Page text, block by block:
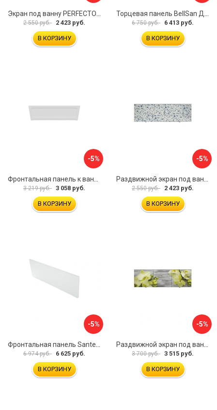
Экран под ванну PERFECTO LINEA 36-000157
2 550 руб. 2 423 руб.
В КОРЗИНУ
Торцевая панель BellSan Даниелла 4627171531049
6 750 руб. 6 413 руб.
В КОРЗИНУ
-5%
3 219 руб. 3 058 руб.
В КОРЗИНУ
-5%
2 550 руб. 2 423 руб.
В КОРЗИНУ
-5%
6 974 руб. 6 625 руб.
В КОРЗИНУ
-5%
3 700 руб. 3 515 руб.
В КОРЗИНУ